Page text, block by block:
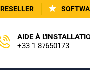
RESELLER
AIDE À
+33 1 87650173